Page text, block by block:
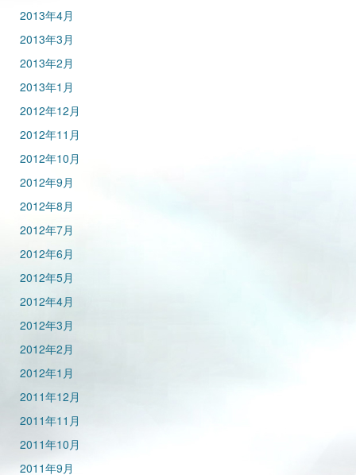
2013年4月
2013年3月
2013年2月
2013年1月
2012年12月
2012年11月
2012年10月
2012年9月
2012年8月
2012年7月
2012年6月
2012年5月
2012年4月
2012年3月
2012年2月
2012年1月
2011年12月
2011年11月
2011年10月
2011年9月